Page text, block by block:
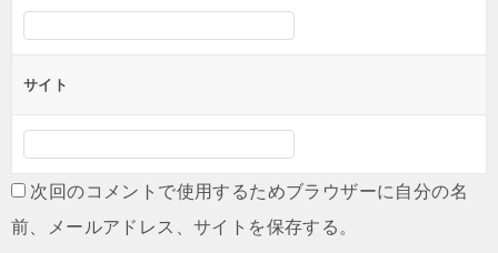
サイト
次回のコメントで使用するためブラウザーに自分の名
前、メールアドレス、サイトを保存する。